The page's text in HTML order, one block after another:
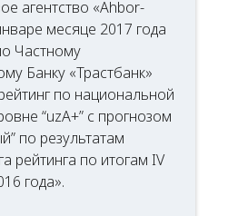
агентство «Ahbor-
месяце 2017 года
Частному
Банку «Трастбанк»
по национальной
“uzA+” с прогнозом
по результатам
рейтинга по итогам IV
года».